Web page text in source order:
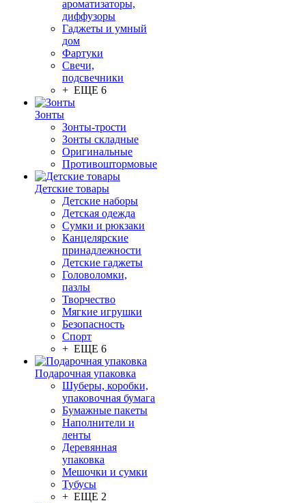
ароматизаторы,
диффузоры
Гаджеты и умный
дом
Фартуки
Свечи,
подсвечники
+ ЕЩЕ 6
Зонты
Зонты-трости
Зонты складные
Оригинальные
Противоштормовые
Детские товары
Детские наборы
Детская одежда
Сумки и рюкзаки
Канцелярские
принадлежности
Детские гаджеты
Головоломки,
пазлы
Творчество
Мягкие игрушки
Безопасность
Спорт
+ ЕЩЕ 6
Подарочная упаковка
Шуберы, коробки,
упаковочная бумага
Бумажные пакеты
Наполнители и
ленты
Деревянная
упаковка
Мешочки и сумки
Тубусы
+ ЕЩЕ 2